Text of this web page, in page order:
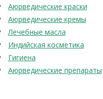
Аюрведические краски
Аюрведические кремы
Лечебные масла
Индийская косметика
Гигиена
Аюрведические препараты